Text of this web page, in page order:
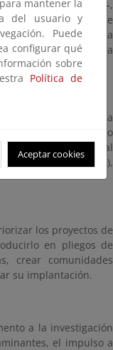
de residuos–,
in situ, en flotas de
de hidrógeno, y la
siempre que sea
líneas de ayuda
desarrollo tecnológico
proporcionar al
y Resiliencia (PRTR),
los proyectos de
en pliegos de
crear comunidades
su implantación.
a la investigación
el impulso a
mantener la
del usuario y
Puede
configurar qué
sobre
Política de
Aceptar cookies